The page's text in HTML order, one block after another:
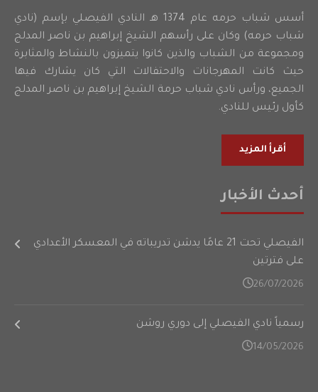
أسس شباب حرمه عام 1374 هـ النادي الفيصلي بإسم (نادي
شباب حرمه) وكان على رأسهم الشيخ إبراهيم بن ناصر المدلج
ومجموعة من الشباب والذين كانوا يتميزون بالنشاط والمثابرة
حيث كانت المهرجانات والاحتفالات التي كان يشارك فيها
الجميع، ورأس نادي شباب حرمة الشيخ إبراهيم بن ناصر المدلج
كأول رئيس للنادي.
أقرأ المزيد
أحدث الأخبار
الفيصلي تحت 21 عامًا يدشن تدريباته في المعسكر الأعدادي
على فترتين
26/07/2026
رسمياً نادي الفيصلي إلى دوري روشن
14/05/2026